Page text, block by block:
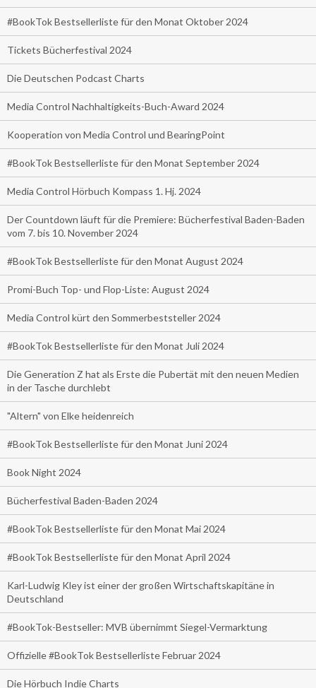
#BookTok Bestsellerliste für den Monat Oktober 2024
Tickets Bücherfestival 2024
Die Deutschen Podcast Charts
Media Control Nachhaltigkeits-Buch-Award 2024
Kooperation von Media Control und BearingPoint
#BookTok Bestsellerliste für den Monat September 2024
Media Control Hörbuch Kompass 1. Hj. 2024
Der Countdown läuft für die Premiere: Bücherfestival Baden-Baden
vom 7. bis 10. November 2024
#BookTok Bestsellerliste für den Monat August 2024
Promi-Buch Top- und Flop-Liste: August 2024
Media Control kürt den Sommerbeststeller 2024
#BookTok Bestsellerliste für den Monat Juli 2024
Die Generation Z hat als Erste die Pubertät mit den neuen Medien
in der Tasche durchlebt
"Altern" von Elke heidenreich
#BookTok Bestsellerliste für den Monat Juni 2024
Book Night 2024
Bücherfestival Baden-Baden 2024
#BookTok Bestsellerliste für den Monat Mai 2024
#BookTok Bestsellerliste für den Monat April 2024
Karl-Ludwig Kley ist einer der großen Wirtschaftskapitäne in
Deutschland
#BookTok-Bestseller: MVB übernimmt Siegel-Vermarktung
Offizielle #BookTok Bestsellerliste Februar 2024
Die Hörbuch Indie Charts